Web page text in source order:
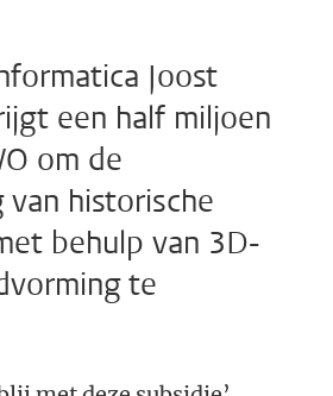
Joost
een half miljoen
om de
historische
behulp van 3D-
te